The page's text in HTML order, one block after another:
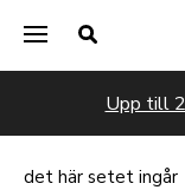
Upp till
I det här setet ingår